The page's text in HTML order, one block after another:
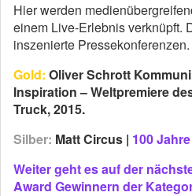
Hier werden
einem Live-Erlebnis verknüpft.
inszenierte Pressekonferenzen.
Gold: Oliver Schrott
Inspiration – Weltpremiere
Truck, 2015.
Silber: Matt Circus | 100
Weiter geht es auf der
Award Gewinnern der